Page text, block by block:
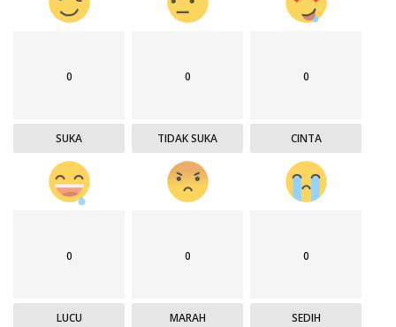
0
SUKA
0
TIDAK SUKA
0
CINTA
0
LUCU
0
MARAH
0
SEDIH